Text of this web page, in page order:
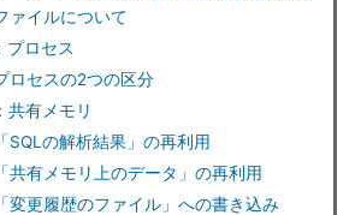
ァイルについて
プロセス
ロセスの2つの区分
共有メモリ
「SQLの解析結果」の再利用
「共有メモリ上のデータ」の再利用
「変更履歴のファイル」への書き込み